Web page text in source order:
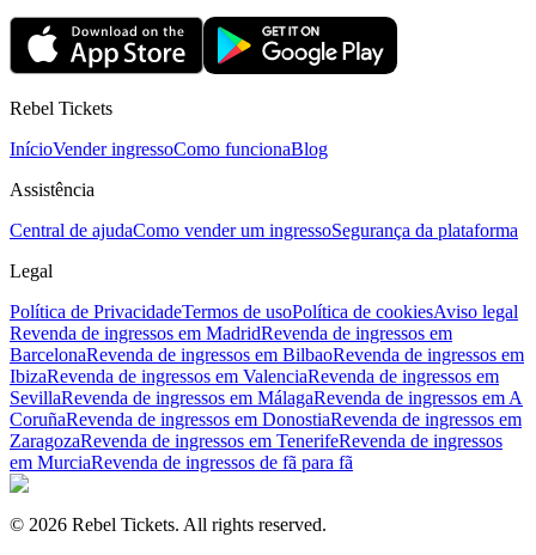
Rebel Tickets
InícioVender ingressoComo funcionaBlog
Assistência
Central de ajudaComo vender um ingressoSegurança da plataforma
Legal
Política de PrivacidadeTermos de usoPolítica de cookiesAviso legal
Revenda de ingressos em MadridRevenda de ingressos em
BarcelonaRevenda de ingressos em BilbaoRevenda de ingressos em
IbizaRevenda de ingressos em ValenciaRevenda de ingressos em
SevillaRevenda de ingressos em MálagaRevenda de ingressos em A
CoruñaRevenda de ingressos em DonostiaRevenda de ingressos em
ZaragozaRevenda de ingressos em TenerifeRevenda de ingressos
em MurciaRevenda de ingressos de fã para fã
© 2026 Rebel Tickets. All rights reserved.